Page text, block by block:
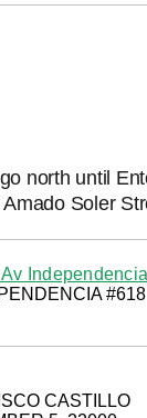
north until
Soler
Independencia
#618
CASTILLO